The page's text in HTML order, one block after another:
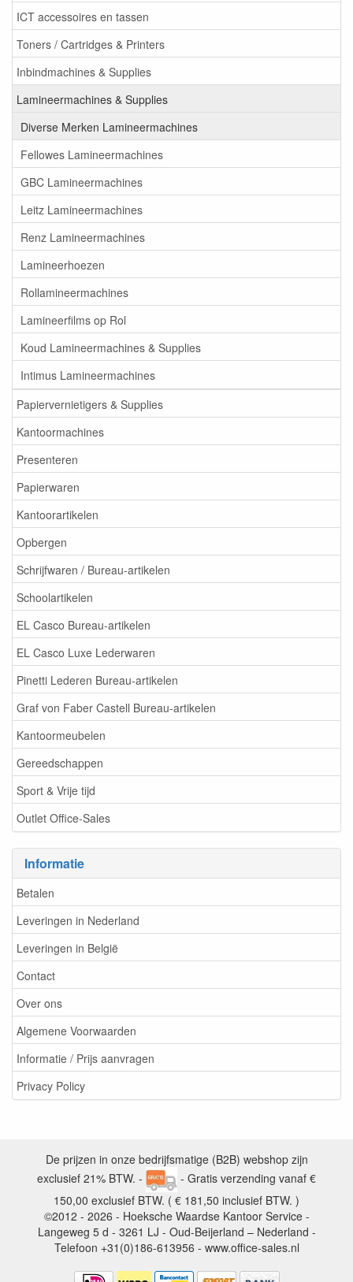
ICT accessoires en tassen
Toners / Cartridges & Printers
Inbindmachines & Supplies
Lamineermachines & Supplies
Diverse Merken Lamineermachines
Fellowes Lamineermachines
GBC Lamineermachines
Leitz Lamineermachines
Renz Lamineermachines
Lamineerhoezen
Rollamineermachines
Lamineerfilms op Rol
Koud Lamineermachines & Supplies
Intimus Lamineermachines
Papiervernietigers & Supplies
Kantoormachines
Presenteren
Papierwaren
Kantoorartikelen
Opbergen
Schrijfwaren / Bureau-artikelen
Schoolartikelen
EL Casco Bureau-artikelen
EL Casco Luxe Lederwaren
Pinetti Lederen Bureau-artikelen
Graf von Faber Castell Bureau-artikelen
Kantoormeubelen
Gereedschappen
Sport & Vrije tijd
Outlet Office-Sales
Informatie
Betalen
Leveringen in Nederland
Leveringen in België
Contact
Over ons
Algemene Voorwaarden
Informatie / Prijs aanvragen
Privacy Policy
De prijzen in onze bedrijfsmatige (B2B) webshop zijn
exclusief 21% BTW. -
- Gratis verzending vanaf €
150,00 exclusief BTW. ( € 181,50 inclusief BTW. )
©2012 - 2026 - Hoeksche Waardse Kantoor Service -
Langeweg 5 d - 3261 LJ - Oud-Beijerland – Nederland -
Telefoon +31(0)186-613956 - www.office-sales.nl